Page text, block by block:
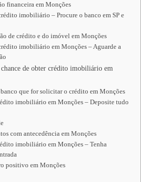
financeira em Monções
imobiliário – Procure o banco em SP e
de crédito e do imóvel em Monções
imobiliário em Monções – Aguarde a
chance de obter crédito imobiliário em
que for solicitar o crédito em Monções
imobiliário em Monções – Deposite tudo
com antecedência em Monções
imobiliário em Monções – Tenha
positivo em Monções